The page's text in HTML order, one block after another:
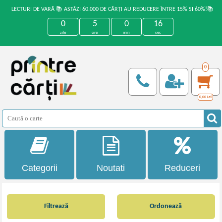
LECTURI DE VARĂ 📚 ASTĂZI 60.000 DE CĂRȚI AU REDUCERE ÎNTRE 15% ȘI 60%!📚
0
zile
5
ore
0
min
15
sec
0
0,00 Lei
Categorii Noutati Reduceri
Filtrează Ordonează